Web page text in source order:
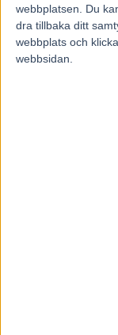
webbplatsen. Du
dra tillbaka ditt
webbplats och
webbsidan.
Föregående artikel